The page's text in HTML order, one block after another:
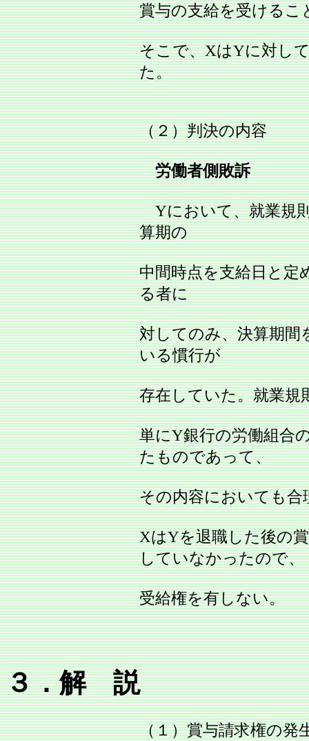
賞与の支給を受けるこ
そこで、XはYに対し
た。
（２）判決の内容
労働者側敗訴
Yにおいて、就業規則
算期の
中間時点を支給日と定
る者に
対してのみ、決算期間
いる慣行が
存在していた。就業規
単にY銀行の労働組合
たものであって、
その内容においても合
XはYを退職した後の
していなかったので、
受給権を有しない。
３．解 説
（１）賞与請求権の発